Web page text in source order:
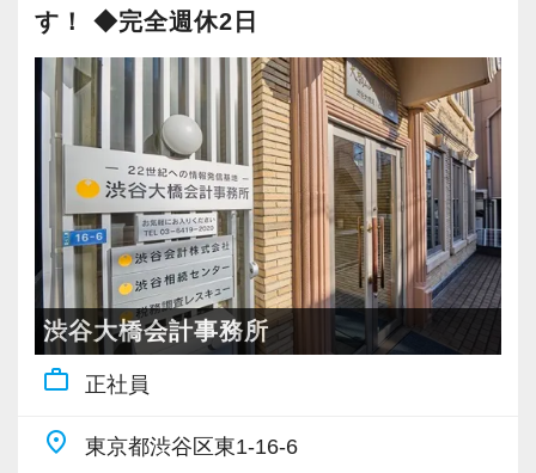
「挑戦」と「成長」を後押しする社風なので失
敗を恐れずに目標に向かってチャレンジするこ
とができます。
【現役スタッフの声】
前職は小規模な事務所で、なかなか担当を持つ
ことができませんでした。
代表が高齢で新しいお客様も増えず、自分の今
後のキャリアを考えて転職を決意し、当社に入
社しました。
現在は、渋谷オフィスの責任者として一つの拠
点を任されています。
度一人で仕事をすることができるようになりま
す。
これまでも多くのインターン生が実践型インタ
ーン制度を使い、ステップアップを実現してき
た実績が当社にはあります！
実践型インターンを通して学校では絶対に学ぶ
ことができない知識と実務を徹底的に磨くこと
ができます。
インターン終了後は新卒採用の道も用意してい
ます。26卒のインターン生も入社予定です。
ィスを任せられる方の力を求めています。
税理士資格がなくてもOK！
やる気とコミュニケーション能力を重視しま
税理士はサービス業です。誠実に仕事を行い、
お客様に満足していただくことを大事にしてく
れる方を求めています。
スキルと経験に合わせてキャリアを重ねつつ、
部下のマネジメントも少しずつお任せして自信
を持っていけるよう私たちもバックアップしま
す。
高品質、高価格の一流ブランド戦略も大きなポ
イントのひとつです。
当事務所は、単なる記帳代行、申告書作成にと
どまらず、クライアントの未来を見据えたパー
トナーであり続けるため、専門知識はもちろ
ん、企画力・提案力も日々磨きをかけていま
す。
あなたのスキルを当事務所で人生の武器に変え
ませんか？ルーティンにとどまらず、「考える
仕事」で自分の市場価値を高めたい方、是非一
緒にお仕事しましょう。
す！ ◆完全週休2日
渋谷大橋会計事務所
work_outline 正社員
place 東京都渋谷区東1-16-6